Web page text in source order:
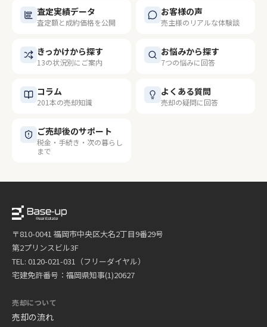
査定実績データ
査定額と成約価格を公開
お客様の声
売主様のリアルな体験談
きっかけから探す
13の状況別にご案内
お悩みから探す
7つの悩みに回答
コラム
201本の売却知識
よくある質問
売却の疑問に回答
ご売却後のサポート
税金・手続き・次の暮らし
まで
〒810-0041 福岡市中央区大名2丁目9番29号
第2プリンスビル3F
TEL: 0120-021-031（フリーダイヤル）
宅建免許番号：福岡県知事(1)20627
売却について
売却の流れ